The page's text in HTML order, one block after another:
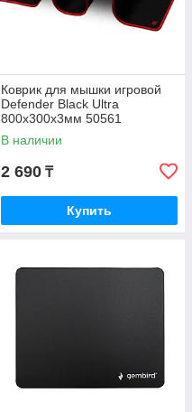
Коврик для мышки игровой
Defender Black Ultra
800х300х3мм 50561
В наличии
2 690 ₸
Купить